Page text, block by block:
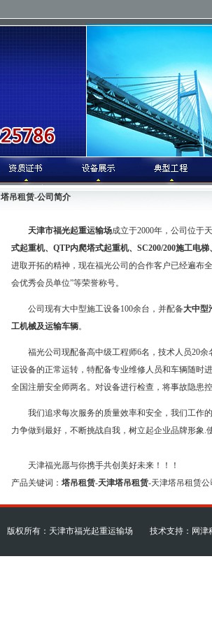
塔吊租赁-公司简介
天津市福光起重运输场成立于2000年，公司位于
式起重机、QTP内爬塔式起重机、SC200/200施工电
进取开拓的精神，现在福光公司的合作客户已经遍布
会优秀会员单位”等荣誉称号。
公司现有大中型施工设备100余台，并配备大中型
工机械及运输车辆。
福光公司现配备高中级工程师6名，技术人员20余
证设备的正常运转，特配备专业维修人员和车辆随时
全国注册安全师两名。对设备进行检查，将事故隐患
我们追求每次服务的质量效率和安全，我们工作的
力争做到最好，不断挑战自我，树立起企业品牌形象.
天津福光愿与你携手共创美好未来！！！
产品关键词： 塔吊租赁-天津塔吊租赁-天津塔吊租赁
版权所有：天津市福光起重运输场 技术支持： 网津